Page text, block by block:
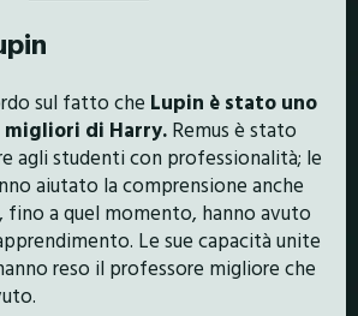
sul fatto che Lupin è stato uno
di Harry. Remus è stato
agli studenti con professionalità; le
aiutato la comprensione anche
fino a quel momento, hanno avuto
Le sue capacità unite
reso il professore migliore che